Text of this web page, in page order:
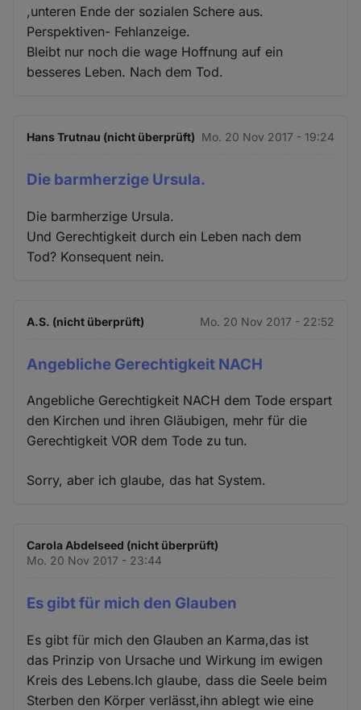
,unteren Ende der sozialen Schere aus.
Perspektiven- Fehlanzeige.
Bleibt nur noch die wage Hoffnung auf ein
besseres Leben. Nach dem Tod.
Hans Trutnau (nicht überprüft) Mo. 20 Nov 2017 - 19:24
Die barmherzige Ursula.
Die barmherzige Ursula.
Und Gerechtigkeit durch ein Leben nach dem
Tod? Konsequent nein.
A.S. (nicht überprüft) Mo. 20 Nov 2017 - 22:52
Angebliche Gerechtigkeit NACH
Angebliche Gerechtigkeit NACH dem Tode erspart
den Kirchen und ihren Gläubigen, mehr für die
Gerechtigkeit VOR dem Tode zu tun.
Sorry, aber ich glaube, das hat System.
Carola Abdelseed (nicht überprüft)
Mo. 20 Nov 2017 - 23:44
Es gibt für mich den Glauben
Es gibt für mich den Glauben an Karma,das ist
das Prinzip von Ursache und Wirkung im ewigen
Kreis des Lebens.Ich glaube, dass die Seele beim
Sterben den Körper verlässt,ihn ablegt wie eine